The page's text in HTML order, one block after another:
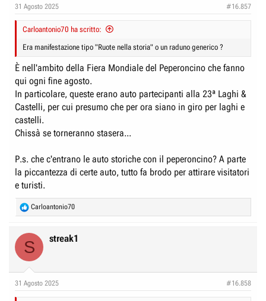
s
31 Agosto 2025 #16.857
Carloantonio70 ha scritto:
Era manifestazione tipo "Ruote nella storia" o un raduno generico ?
È nell'ambito della Fiera Mondiale del Peperoncino che fanno
qui ogni fine agosto.
In particolare, queste erano auto partecipanti alla 23ª Laghi &
Castelli, per cui presumo che per ora siano in giro per laghi e
castelli.
Chissà se torneranno stasera...
P.s. che c'entrano le auto storiche con il peperoncino? A parte
la piccantezza di certe auto, tutto fa brodo per attirare visitatori
e turisti.
R
e
t
s
Carloantonio70
S streak1
31 Agosto 2025 #16.858